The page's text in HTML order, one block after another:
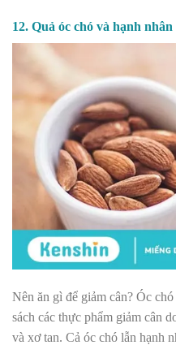
12. Quả óc chó và hạnh nhân
Nên ăn gì để giảm cân? Óc
sách các thực phẩm giảm cân
và xơ tan. Cả óc chó lẫn hạnh